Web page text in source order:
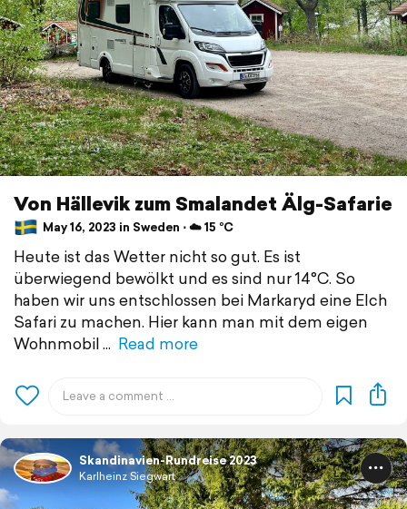
Von Hällevik zum Smalandet Älg-Safarie
May 16, 2023 in Sweden ⋅ ☁️ 15 °C
Heute ist das Wetter nicht so gut. Es ist
überwiegend bewölkt und es sind nur 14°C. So
haben wir uns entschlossen bei Markaryd eine Elch
Safari zu machen. Hier kann man mit dem eigen
Wohnmobil
Read more
Skandinavien-Rundreise 2023
Karlheinz Siegwart